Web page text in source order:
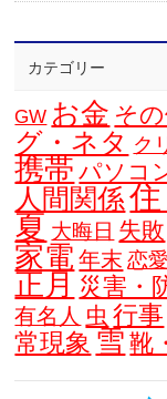
カテゴリー
GW お金 そ
グ・ネタ ク
携帯 パソコ
人間関係
夏 大晦日 失敗
家電 年末 恋
正月 災害・
有名人 虫 行事
常現象 雪 靴